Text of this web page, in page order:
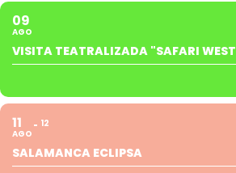
09
AGO
VISITA TEATRALIZADA "SAFARI
11
AGO
12
SALAMANCA ECLIPSA